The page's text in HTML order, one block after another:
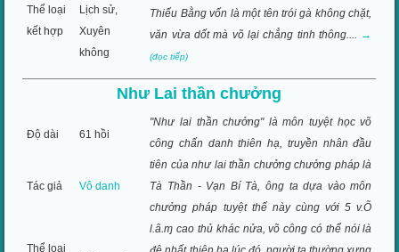
Thiếu Bằng vốn là một tên trói gà không chặt,
văn vừa dốt mà võ lại chẳng tinh thông.... →
(đọc tiếp)
Thể loại
kết hợp
Lịch sử,
Xuyên
không
Như Lai thần chưởng
Độ dài 61 hồi
"Như lai thần chưởng" là môn tuyệt học võ
công chấn danh thiên hạ, truyền nhân đầu
tiên của như lai thần chưởng chưởng pháp là
Tà Thần - Vạn Bí Tà, ông ta dựa vào môn
chưởng pháp tuyệt thế này cùng với 5 v.Õ
l.â.ɱ cao thủ khác nửa, võ công có thể nói là
Tác giả Vô danh
Thể loại